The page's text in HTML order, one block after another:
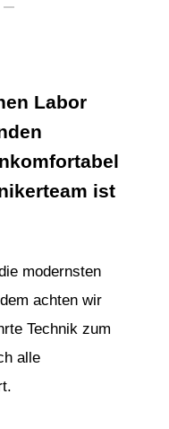
Labor
ist
modernsten
achten wir
Technik zum
alle